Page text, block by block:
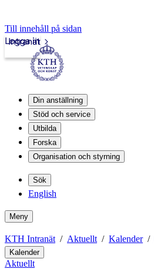
Till innehåll på sidan
Intranät
Logga in
Din anställning
Stöd och service
Utbilda
Forska
Organisation och styrning
Sök
English
Meny
KTH Intranät Aktuellt Kalender
Kalender
Aktuellt